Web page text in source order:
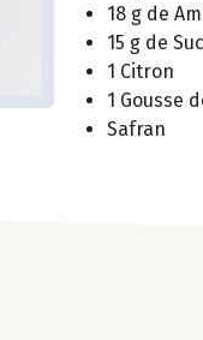
18 g de
15 g de
1 Citron
1 Gousse
Safran